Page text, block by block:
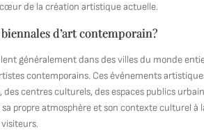
de la création artistique actuelle.
d’art contemporain?
généralement dans des villes du monde
contemporains. Ces événements
des centres culturels, des espaces publics
propre atmosphère et son contexte culturel à